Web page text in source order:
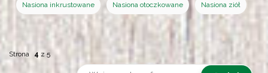
Nasiona inkrustowane Nasiona otoczkowane Nasiona ziół
Strona 4 z 5